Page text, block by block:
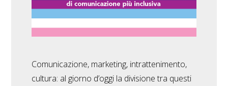
Comunicazione, marketing, intrattenimento,
cultura: al giorno d’oggi la divisione tra questi